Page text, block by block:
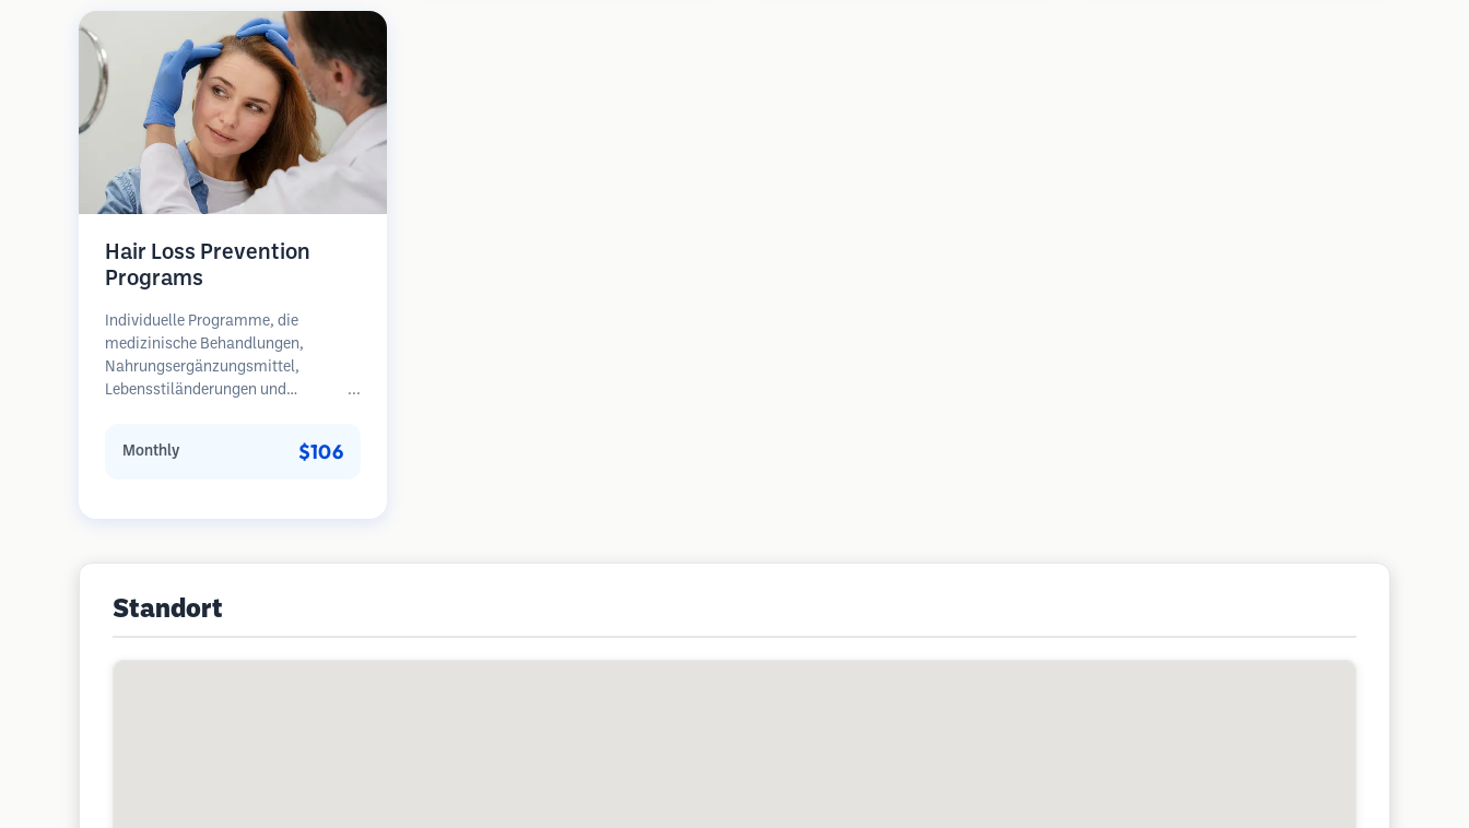
schnellere Heilung im Vergleich zu
Streifenentnahmemethoden.
Hair Loss Prevention
Programs
Individuelle Programme, die
medizinische Behandlungen,
Nahrungsergänzungsmittel,
Lebensstiländerungen und
Haarausfalls kombinieren.
Monthly $106
Standort